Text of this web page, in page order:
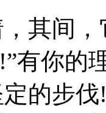
其间
有你的
的步